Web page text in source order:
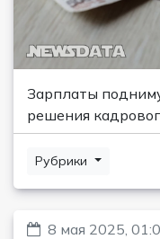
Зарплаты
решения
Рубрики
8 мая 2025,